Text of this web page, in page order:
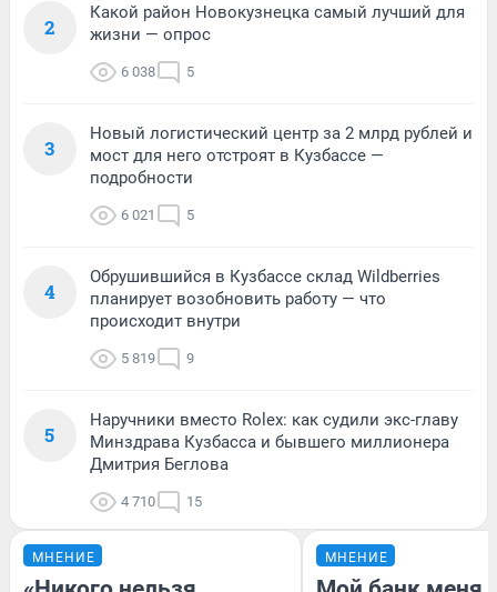
2
Какой район Новокузнецка самый лучший для
жизни — опрос
6 038 5
3
Новый логистический центр за 2 млрд рублей и
мост для него отстроят в Кузбассе —
подробности
6 021 5
4
Обрушившийся в Кузбассе склад Wildberries
планирует возобновить работу — что
происходит внутри
5 819 9
5
Наручники вместо Rolex: как судили экс-главу
Минздрава Кузбасса и бывшего миллионера
Дмитрия Беглова
4 710 15
МНЕНИЕ МНЕНИЕ